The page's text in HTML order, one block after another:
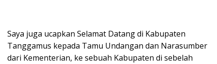
Saya juga ucapkan Selamat Datang di Kabupaten
Tanggamus kepada Tamu Undangan dan Narasumber
dari Kementerian, ke sebuah Kabupaten di sebelah